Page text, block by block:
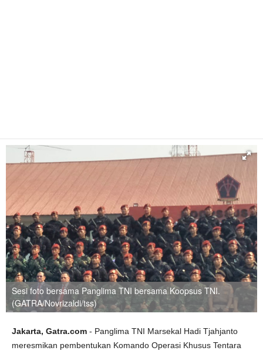
Sesi foto bersama Panglima TNI bersama Koopsus TNI.
(GATRA/Novrizaldi/tss)
Jakarta, Gatra.com - Panglima TNI Marsekal Hadi Tjahjanto
meresmikan pembentukan Komando Operasi Khusus Tentara